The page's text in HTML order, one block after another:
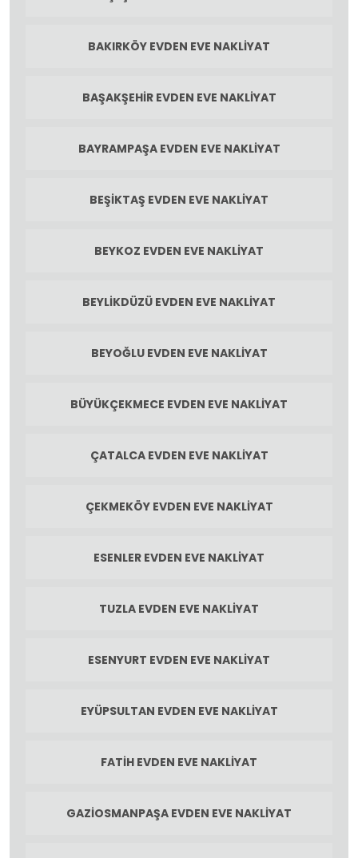
BAKIRKÖY EVDEN EVE NAKLIYAT
BAŞAKŞEHIR EVDEN EVE NAKLIYAT
BAYRAMPAŞA EVDEN EVE NAKLIYAT
BEŞIKTAŞ EVDEN EVE NAKLIYAT
BEYKOZ EVDEN EVE NAKLIYAT
BEYLIKDÜZÜ EVDEN EVE NAKLIYAT
BEYOĞLU EVDEN EVE NAKLIYAT
BÜYÜKÇEKMECE EVDEN EVE NAKLIYAT
ÇATALCA EVDEN EVE NAKLIYAT
ÇEKMEKÖY EVDEN EVE NAKLIYAT
ESENLER EVDEN EVE NAKLIYAT
TUZLA EVDEN EVE NAKLIYAT
ESENYURT EVDEN EVE NAKLIYAT
EYÜPSULTAN EVDEN EVE NAKLIYAT
FATIH EVDEN EVE NAKLIYAT
GAZIOSMANPAŞA EVDEN EVE NAKLIYAT